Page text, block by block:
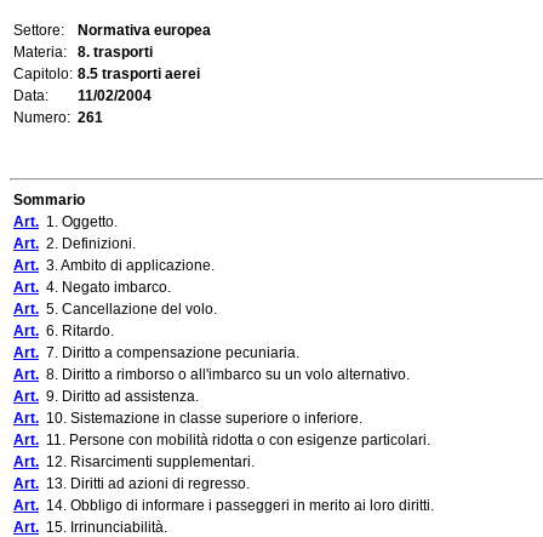
Settore:
Normativa europea
Materia:
8. trasporti
Capitolo: 8.5 trasporti aerei
Data:
11/02/2004
Numero: 261
Sommario
Art. 1. Oggetto.
Art. 2. Definizioni.
Art. 3. Ambito di applicazione.
Art. 4. Negato imbarco.
Art. 5. Cancellazione del volo.
Art. 6. Ritardo.
Art. 7. Diritto a compensazione pecuniaria.
Art. 8. Diritto a rimborso o all'imbarco su un volo alternativo.
Art. 9. Diritto ad assistenza.
Art. 10. Sistemazione in classe superiore o inferiore.
Art. 11. Persone con mobilità ridotta o con esigenze particolari.
Art. 12. Risarcimenti supplementari.
Art. 13. Diritti ad azioni di regresso.
Art. 14. Obbligo di informare i passeggeri in merito ai loro diritti.
Art. 15. Irrinunciabilità.